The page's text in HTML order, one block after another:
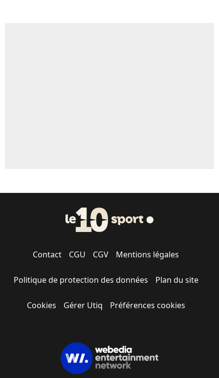
Contact CGU CGV Mentions légales
Politique de protection des données Plan du site
Cookies Gérer Utiq Préférences cookies